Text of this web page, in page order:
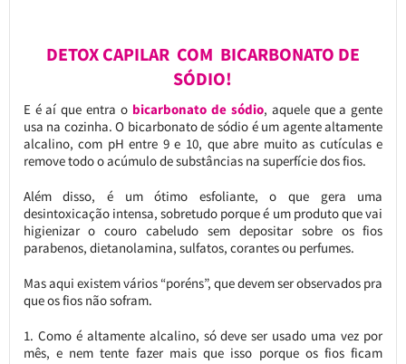
DETOX CAPILAR COM BICARBONATO DE
SÓDIO!
E é aí que entra o bicarbonato de sódio, aquele que a gente
usa na cozinha. O bicarbonato de sódio é um agente altamente
alcalino, com pH entre 9 e 10, que abre muito as cutículas e
remove todo o acúmulo de substâncias na superfície dos fios.
Além disso, é um ótimo esfoliante, o que gera uma
desintoxicação intensa, sobretudo porque é um produto que vai
higienizar o couro cabeludo sem depositar sobre os fios
parabenos, dietanolamina, sulfatos, corantes ou perfumes.
Mas aqui existem vários “poréns”, que devem ser observados pra
que os fios não sofram.
1. Como é altamente alcalino, só deve ser usado uma vez por
mês, e nem tente fazer mais que isso porque os fios ficam